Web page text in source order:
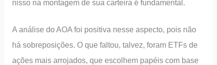
nisso na montagem de sua carteira é fundamental.
A análise do AOA foi positiva nesse aspecto, pois não
há sobreposições. O que faltou, talvez, foram ETFs de
ações mais arrojados, que escolhem papéis com base